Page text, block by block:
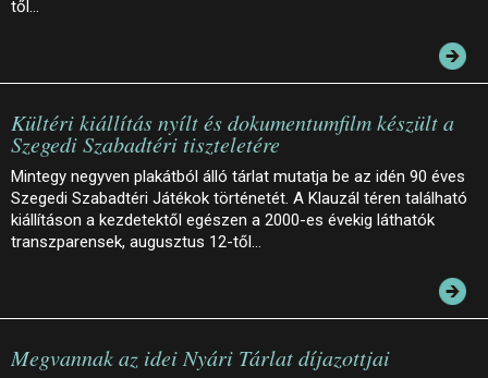
től…
Kültéri kiállítás nyílt és dokumentumfilm készült a
Szegedi Szabadtéri tiszteletére
Mintegy negyven plakátból álló tárlat mutatja be az idén 90 éves
Szegedi Szabadtéri Játékok történetét. A Klauzál téren található
kiállításon a kezdetektől egészen a 2000-es évekig láthatók
transzparensek, augusztus 12-től…
Megvannak az idei Nyári Tárlat díjazottjai